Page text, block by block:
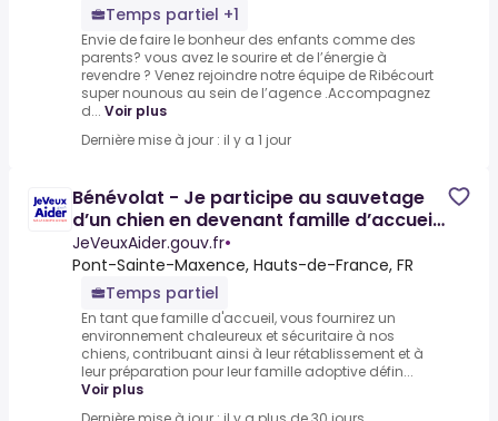
Temps partiel +1
Envie de faire le bonheur des enfants comme des
parents? vous avez le sourire et de l’énergie à
revendre ? Venez rejoindre notre équipe de Ribécourt
super nounous au sein de l’agence .Accompagnez
d... Voir plus
Dernière mise à jour : il y a 1 jour
Bénévolat - Je participe au sauvetage
d’un chien en devenant famille d’accueil
dans l'Oise
JeVeuxAider.gouv.fr•
Pont-Sainte-Maxence, Hauts-de-France, FR
Temps partiel
En tant que famille d'accueil, vous fournirez un
environnement chaleureux et sécuritaire à nos
chiens, contribuant ainsi à leur rétablissement et à
leur préparation pour leur famille adoptive défin...
Voir plus